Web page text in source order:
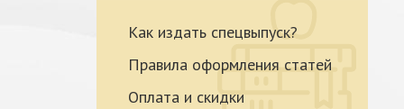
Как издать спецвыпуск?
Правила оформления статей
Оплата и скидки